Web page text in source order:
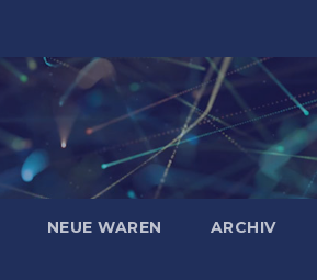
NEUE WAREN ARCHIV